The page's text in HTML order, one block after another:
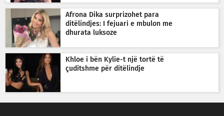
Afrona Dika surprizohet para
ditëlindjes: I fejuari e mbulon me
dhurata luksoze
Khloe i bën Kylie-t një tortë të
çuditshme për ditëlindje